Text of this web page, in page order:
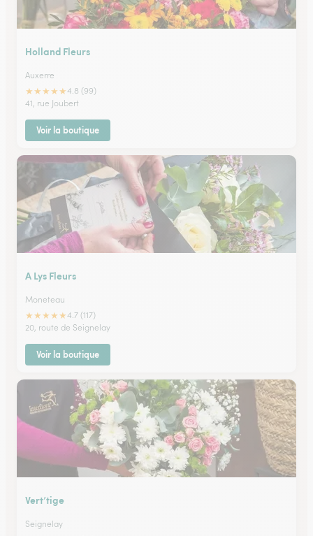
Holland Fleurs
Auxerre
★★★★★4.8 (99)
41, rue Joubert
Voir la boutique
A Lys Fleurs
Moneteau
★★★★★4.7 (117)
20, route de Seignelay
Voir la boutique
Vert’tige
Seignelay